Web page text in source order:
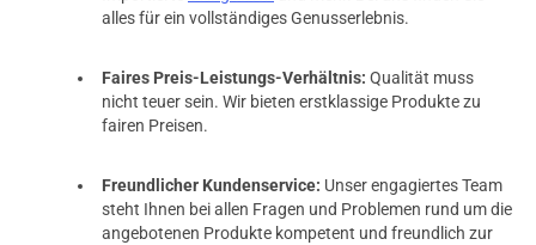
alles für ein vollständiges Genusserlebnis.
Faires Preis-Leistungs-Verhältnis: Qualität muss
nicht teuer sein. Wir bieten erstklassige Produkte zu
fairen Preisen.
Freundlicher Kundenservice: Unser engagiertes Team
steht Ihnen bei allen Fragen und Problemen rund um die
angebotenen Produkte kompetent und freundlich zur